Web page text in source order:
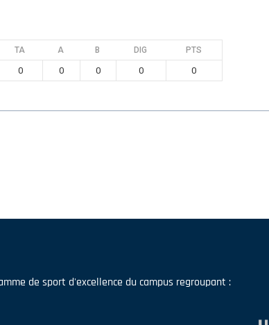
TA A B DIG PTS
0 0 0 0 0
de sport d'excellence du campus regroupant :